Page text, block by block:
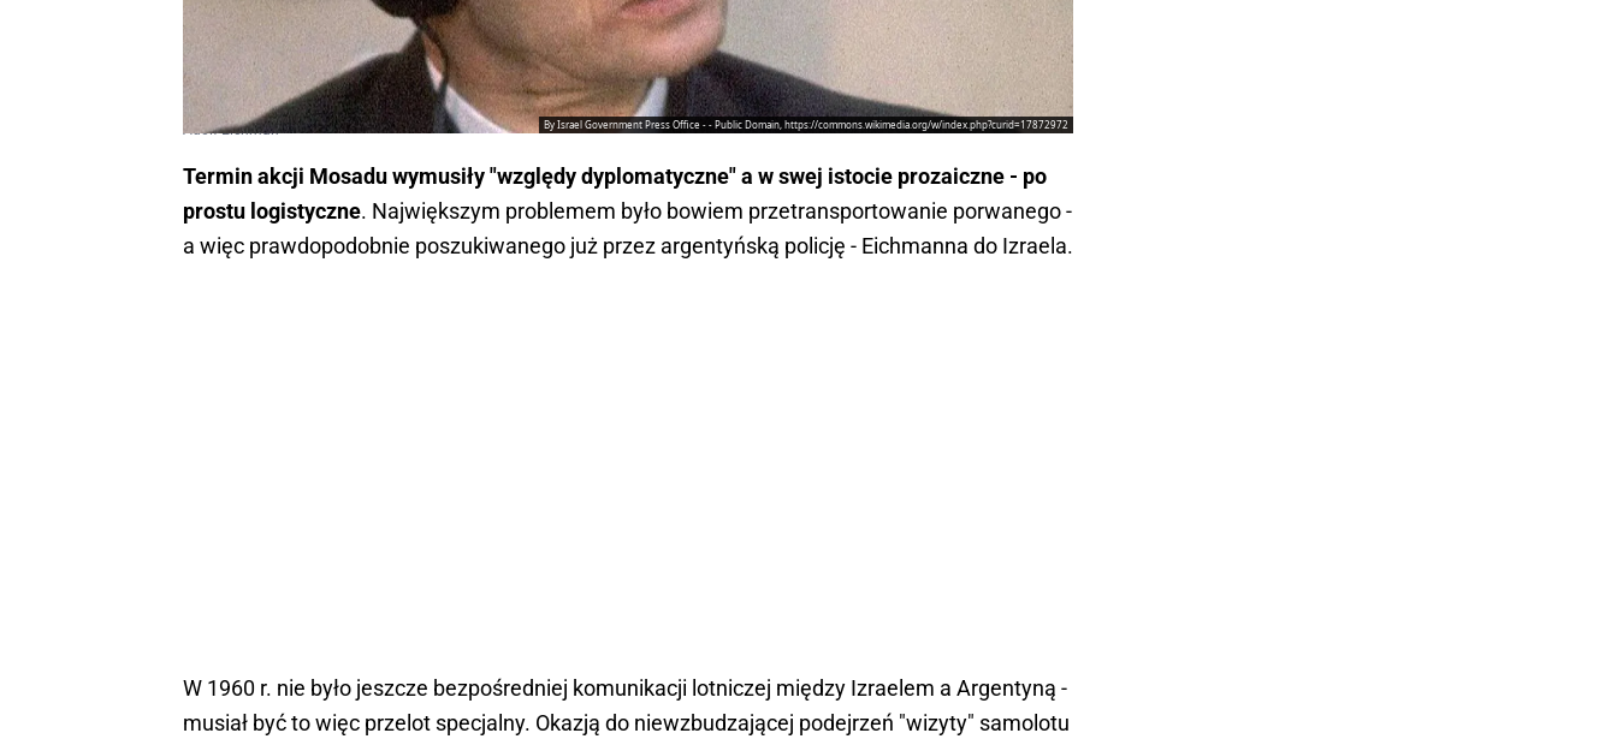
By Israel Government Press Office - - Public Domain, https://commons.wikimedia.org/w/index.php?curid=17872972
Adolf Eichman
Termin akcji Mosadu wymusiły "względy dyplomatyczne" a w swej istocie prozaiczne - po
prostu logistyczne. Największym problemem było bowiem przetransportowanie porwanego -
a więc prawdopodobnie poszukiwanego już przez argentyńską policję - Eichmanna do Izraela.
W 1960 r. nie było jeszcze bezpośredniej komunikacji lotniczej między Izraelem a Argentyną -
musiał być to więc przelot specjalny. Okazją do niewzbudzającej podejrzeń "wizyty" samolotu